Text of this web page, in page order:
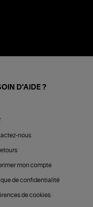
D'AIDE ?
nous
mon compte
de confidentialité
de cookies